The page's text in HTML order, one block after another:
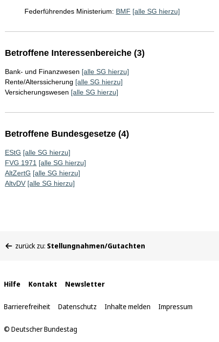
Federführendes Ministerium: BMF [alle SG hierzu]
Betroffene Interessenbereiche (3)
Bank- und Finanzwesen [alle SG hierzu]
Rente/Alterssicherung [alle SG hierzu]
Versicherungswesen [alle SG hierzu]
Betroffene Bundesgesetze (4)
EStG [alle SG hierzu]
FVG 1971 [alle SG hierzu]
AltZertG [alle SG hierzu]
AltvDV [alle SG hierzu]
befinden
zurück zu: Stellungnahmen/Gutachten
Interne
Links
Hilfe Kontakt Newsletter
Barrierefreiheit Datenschutz Inhalte melden Impressum
© Deutscher Bundestag